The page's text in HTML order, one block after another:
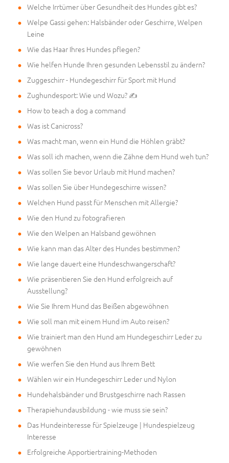
Welche Irrtümer über Gesundheit des Hundes gibt es?
Welpe Gassi gehen: Halsbänder oder Geschirre, Welpen
Leine
Wie das Haar Ihres Hundes pflegen?
Wie helfen Hunde Ihren gesunden Lebensstil zu ändern?
Zuggeschirr - Hundegeschirr für Sport mit Hund
Zughundesport: Wie und Wozu? ✍
How to teach a dog a command
Was ist Canicross?
Was macht man, wenn ein Hund die Höhlen gräbt?
Was soll ich machen, wenn die Zähne dem Hund weh tun?
Was sollen Sie bevor Urlaub mit Hund machen?
Was sollen Sie über Hundegeschirre wissen?
Welchen Hund passt für Menschen mit Allergie?
Wie den Hund zu fotografieren
Wie den Welpen an Halsband gewöhnen
Wie kann man das Alter des Hundes bestimmen?
Wie lange dauert eine Hundeschwangerschaft?
Wie präsentieren Sie den Hund erfolgreich auf
Ausstellung?
Wie Sie Ihrem Hund das Beißen abgewöhnen
Wie soll man mit einem Hund im Auto reisen?
Wie trainiert man den Hund am Hundegeschirr Leder zu
gewöhnen
Wie werfen Sie den Hund aus Ihrem Bett
Wählen wir ein Hundegeschirr Leder und Nylon
Hundehalsbänder und Brustgeschirre nach Rassen
Therapiehundausbildung - wie muss sie sein?
Das Hundeinteresse für Spielzeuge | Hundespielzeug
Interesse
Erfolgreiche Apportiertraining-Methoden